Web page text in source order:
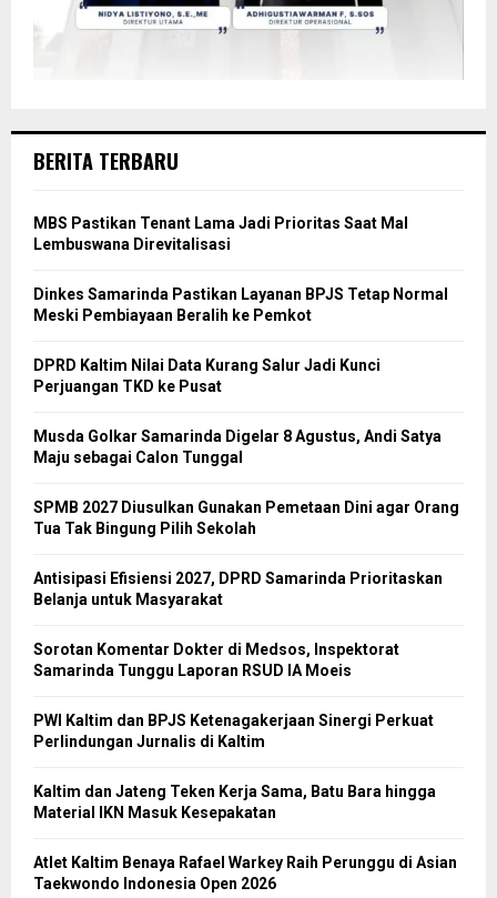
BERITA TERBARU
MBS Pastikan Tenant Lama Jadi Prioritas Saat Mal
Lembuswana Direvitalisasi
Dinkes Samarinda Pastikan Layanan BPJS Tetap Normal
Meski Pembiayaan Beralih ke Pemkot
DPRD Kaltim Nilai Data Kurang Salur Jadi Kunci
Perjuangan TKD ke Pusat
Musda Golkar Samarinda Digelar 8 Agustus, Andi Satya
Maju sebagai Calon Tunggal
SPMB 2027 Diusulkan Gunakan Pemetaan Dini agar Orang
Tua Tak Bingung Pilih Sekolah
Antisipasi Efisiensi 2027, DPRD Samarinda Prioritaskan
Belanja untuk Masyarakat
Sorotan Komentar Dokter di Medsos, Inspektorat
Samarinda Tunggu Laporan RSUD IA Moeis
PWI Kaltim dan BPJS Ketenagakerjaan Sinergi Perkuat
Perlindungan Jurnalis di Kaltim
Kaltim dan Jateng Teken Kerja Sama, Batu Bara hingga
Material IKN Masuk Kesepakatan
Atlet Kaltim Benaya Rafael Warkey Raih Perunggu di Asian
Taekwondo Indonesia Open 2026